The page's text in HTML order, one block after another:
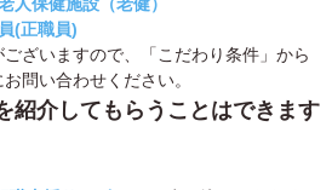
人保健施設（老健）
(正職員)
ざいますので、「こだわり条件」から
問い合わせください。
紹介してもらうことはできます